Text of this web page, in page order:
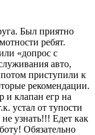
Был приятно
ребят.
«допрос с
авто,
приступили к
рекомендации.
и клапан егр на
устал от тупости
узнать!!! Едет как
Обязательно